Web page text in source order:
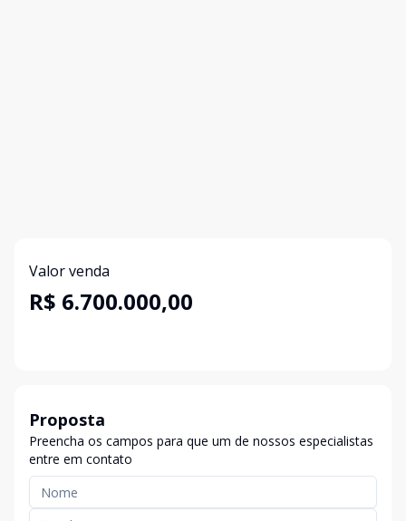
Valor venda
R$ 6.700.000,00
Proposta
Preencha os campos para que um de nossos especialistas
entre em contato